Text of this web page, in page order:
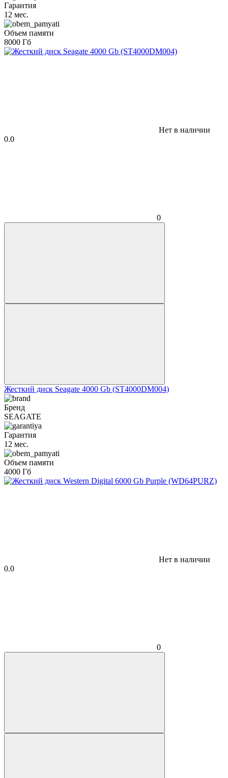
Гарантия
12 мес.
Объем памяти
8000 Гб
Нет в наличии
0.0
0
Жесткий диск Seagate 4000 Gb (ST4000DM004)
Бренд
SEAGATE
Гарантия
12 мес.
Объем памяти
4000 Гб
Нет в наличии
0.0
0